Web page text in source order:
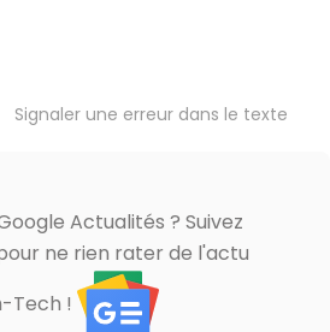
Signaler une erreur dans le texte
Actualités ? Suivez
ne rien rater de l'actu
Tech !